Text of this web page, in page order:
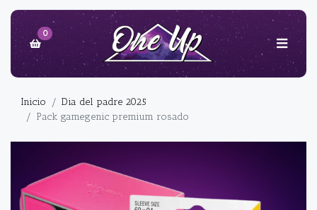
0
Inicio
Dia del padre 2025
Pack gamegenic premium rosado